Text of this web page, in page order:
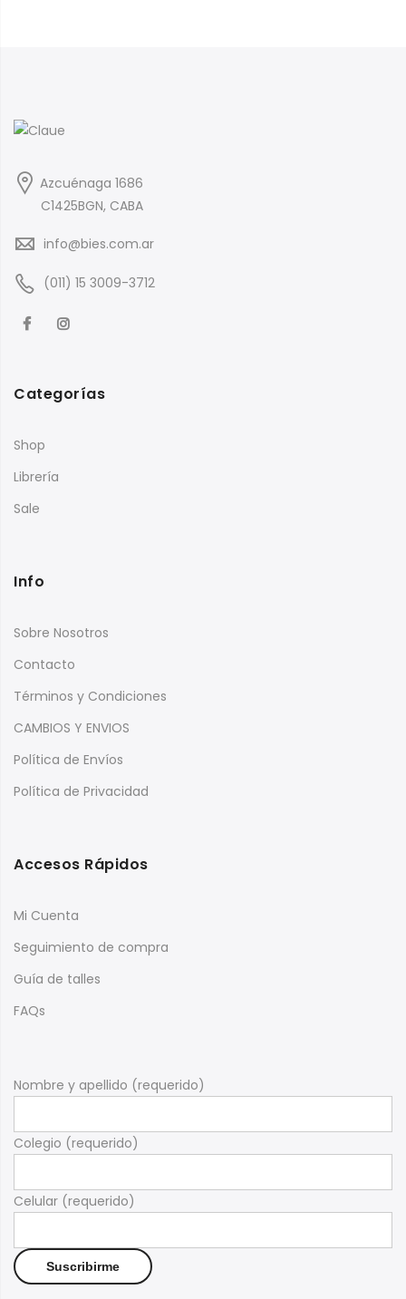
Azcuénaga 1686
C1425BGN, CABA
info@bies.com.ar
(011) 15 3009-3712
Categorías
Shop
Librería
Sale
Info
Sobre Nosotros
Contacto
Términos y Condiciones
CAMBIOS Y ENVIOS
Política de Envíos
Política de Privacidad
Accesos Rápidos
Mi Cuenta
Seguimiento de compra
Guía de talles
FAQs
Nombre y apellido (requerido)
Colegio (requerido)
Celular (requerido)